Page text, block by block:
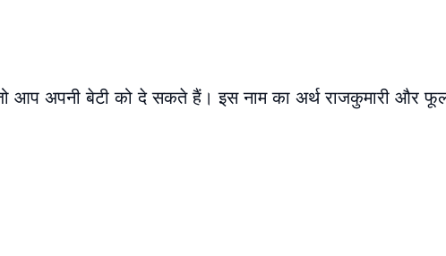
आप अपनी बेटी को दे सकते हैं। इस नाम का अर्थ राजकुमारी और